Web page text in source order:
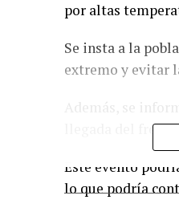
por altas
Se insta a la
extremo y evitar
llegada del
Este evento
lo que podría